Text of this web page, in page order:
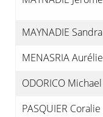
MAYNADIE Sandra
MENASRIA Aurélie
ODORICO Michael
PASQUIER Coralie